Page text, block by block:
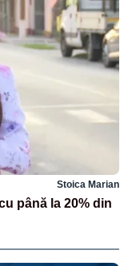
Stoica Marian
până la 20% din